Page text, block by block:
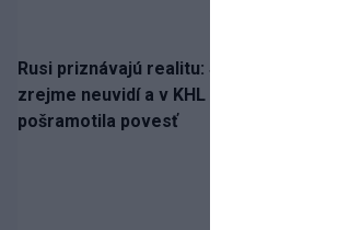
Rusi priznávajú realitu: Spartak milióny
zrejme neuvidí a v KHL si už nezahrá.
pošramotila povesť